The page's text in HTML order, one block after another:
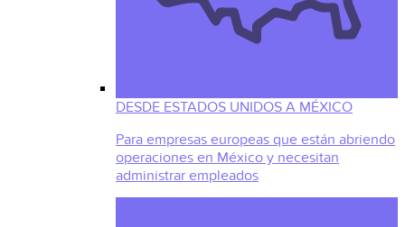
DESDE ESTADOS UNIDOS A MÉXICO
Para empresas europeas que están abriendo
operaciones en México y necesitan
administrar empleados